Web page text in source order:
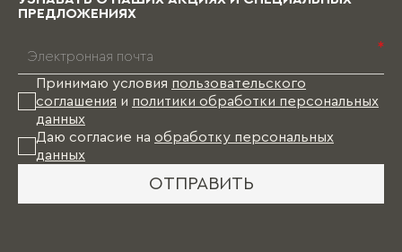
ПРЕДЛОЖЕНИЯХ
*
Принимаю условия пользовательского
соглашения и политики обработки персональных
данных
Даю согласие на обработку персональных
данных
ОТПРАВИТЬ